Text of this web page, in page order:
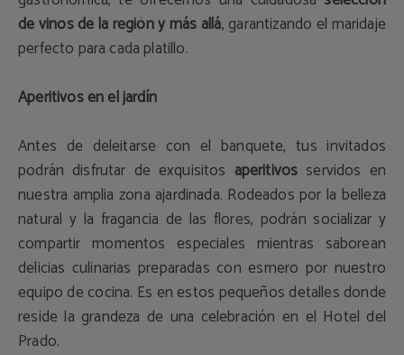
de vinos de la región y más allá, garantizando el maridaje
perfecto para cada platillo.
Aperitivos en el jardín
Antes de deleitarse con el banquete, tus invitados
podrán disfrutar de exquisitos aperitivos servidos en
nuestra amplia zona ajardinada. Rodeados por la belleza
natural y la fragancia de las flores, podrán socializar y
compartir momentos especiales mientras saborean
delicias culinarias preparadas con esmero por nuestro
equipo de cocina. Es en estos pequeños detalles donde
reside la grandeza de una celebración en el Hotel del
Prado.